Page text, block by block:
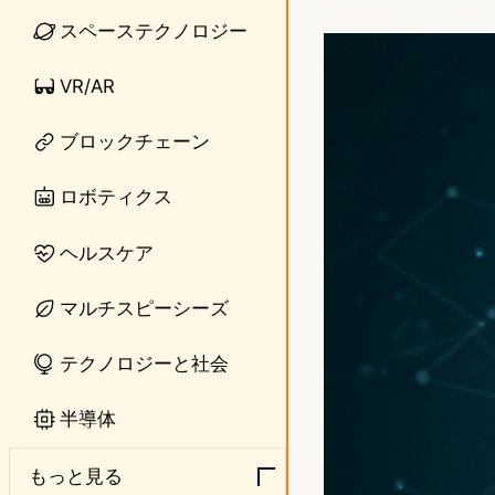
スペーステクノロジー
VR/AR
ブロックチェーン
ロボティクス
ヘルスケア
マルチスピーシーズ
テクノロジーと社会
半導体
もっと見る
n